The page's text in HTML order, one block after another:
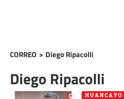
CORREO > Diego Ripacolli
Diego Ripacolli
HUANCAYO